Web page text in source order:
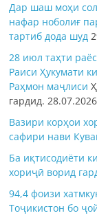
Дар шаш моҳи
нафар ноболиғ
тартиб дода шуд
28 июл таҳти
Раиси Ҳукумати
Раҳмон маҷлиси
гардид.28.07.2026
Вазири корҳои
сафири нави
Ба иқтисодиёти
хориҷӣ ворид
94,4 фоизи
Тоҷикистон бо